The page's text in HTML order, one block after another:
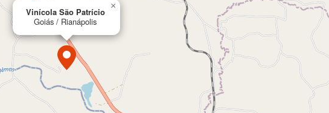
Vinícola São Patrício
Goiás / Rianápolis
×